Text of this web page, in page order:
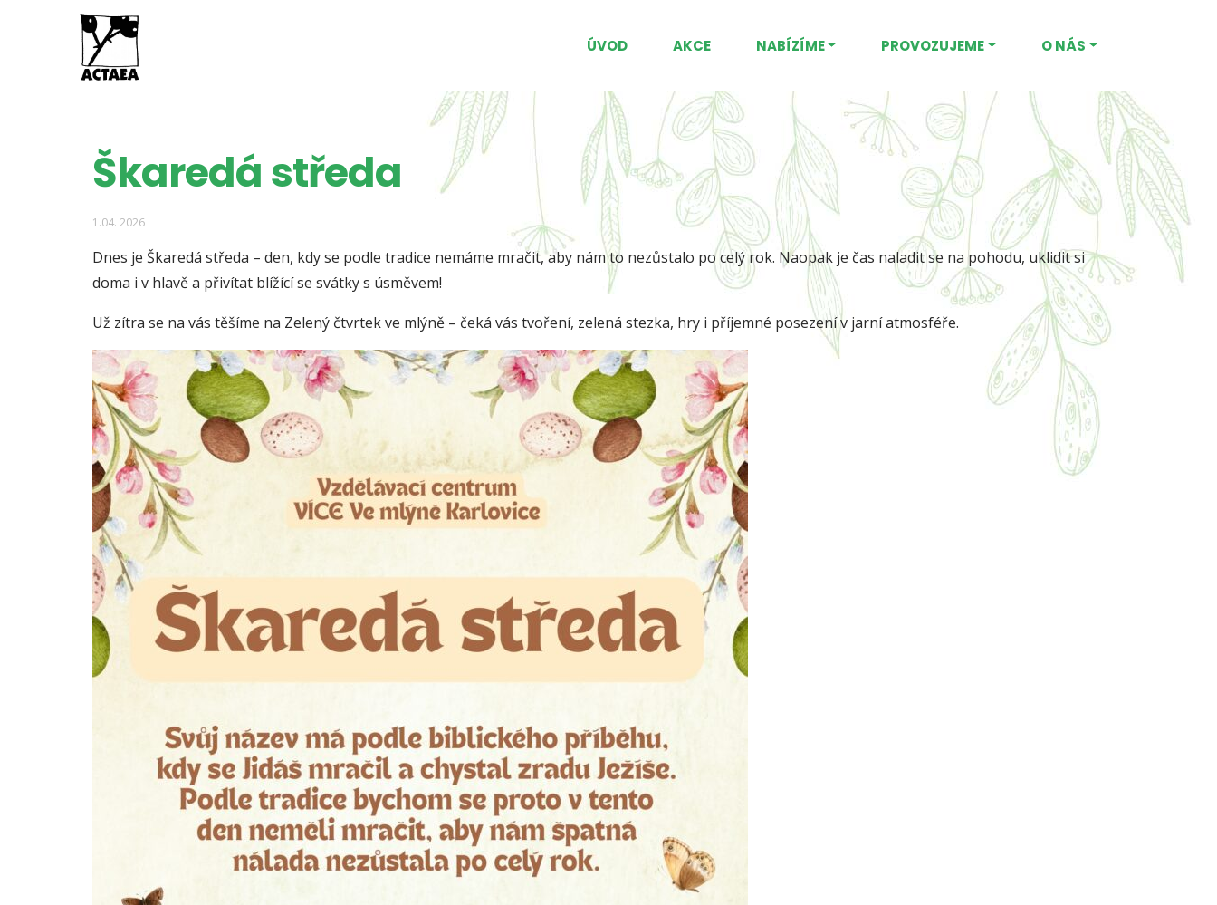
ÚVOD AKCE NABÍZÍME PROVOZUJEME O NÁS
Škaredá středa
1.04. 2026
Dnes je Škaredá středa – den, kdy se podle tradice nemáme mračit, aby nám to nezůstalo po celý rok. Naopak je čas naladit se na pohodu, uklidit si
doma i v hlavě a přivítat blížící se svátky s úsměvem!
Už zítra se na vás těšíme na Zelený čtvrtek ve mlýně – čeká vás tvoření, zelená stezka, hry i příjemné posezení v jarní atmosféře.